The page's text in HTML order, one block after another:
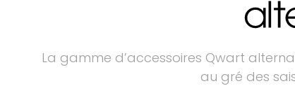
La gamme d’accessoires Qwart
au gré des